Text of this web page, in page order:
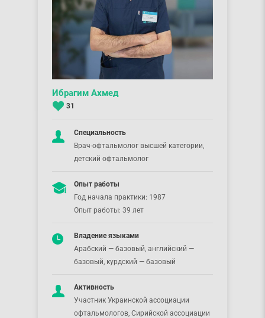
Ибрагим Ахмед
31
Специальность
Врач-офтальмолог высшей категории,
детский офтальмолог
Опыт работы
Год начала практики: 1987
Опыт работы: 39 лет
Владение языками
Арабский — базовый, английский —
базовый, курдский — базовый
Активность
Участник Украинской ассоциации
офтальмологов, Сирийской ассоциации